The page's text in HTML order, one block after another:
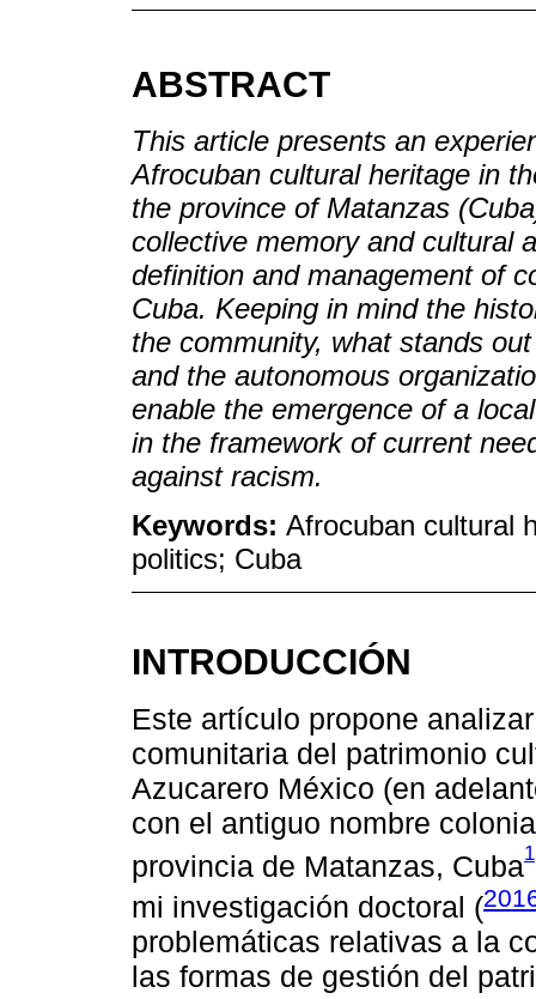
ABSTRACT
This article presents an
Afrocuban cultural heritage in
the province of Matanzas
collective memory and cultural
definition and management of
Cuba. Keeping in mind the
the community, what stands
and the autonomous
enable the emergence of a
in the framework of current
against racism.
Keywords: Afrocuban cultural
politics; Cuba
INTRODUCCIÓN
Este artículo propone
comunitaria del patrimonio
Azucarero México (en
con el antiguo nombre
provincia de Matanzas, Cuba1
mi investigación doctoral (
problemáticas relativas a la
las formas de gestión del